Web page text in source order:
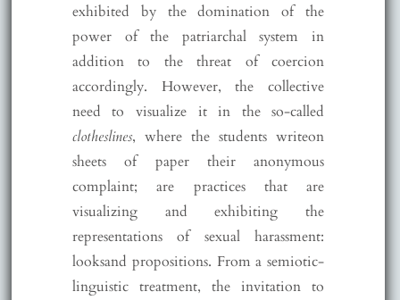
exhibited by the domination of the
power of the patriarchal system in
addition to the threat of coercion
accordingly. However, the collective
need to visualize it in the so-called
clotheslines, where the students writeon
sheets of paper their anonymous
complaint; are practices that are
visualizing and exhibiting the
representations of sexual harassment:
looksand propositions. From a semiotic-
linguistic treatment, the invitation to